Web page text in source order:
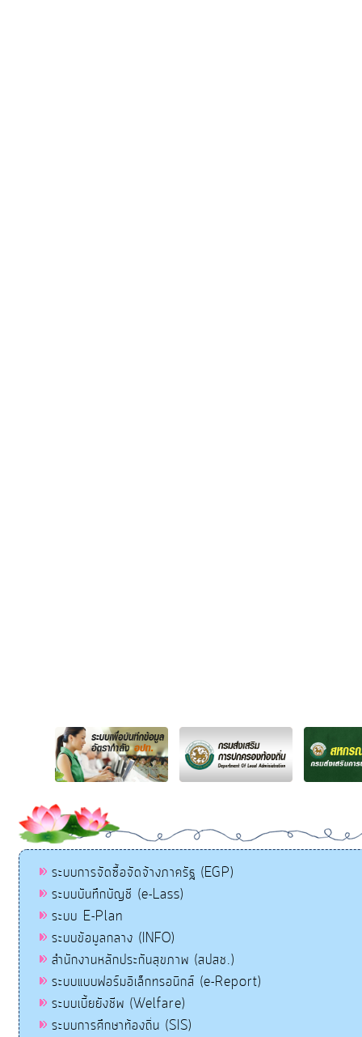
ระบบการจัดซื้อจัดจ้างภาครัฐ (EGP)
ระบบบันทึกบัญชี (e-Lass)
ระบบ E-Plan
ระบบข้อมูลกลาง (INFO)
สำนักงานหลักประกันสุขภาพ (สปสช.)
ระบบแบบฟอร์มอิเล็กทรอนิกส์ (e-Report)
ระบบเบี้ยยังชีพ (Welfare)
ระบบการศึกษาท้องถิ่น (SIS)